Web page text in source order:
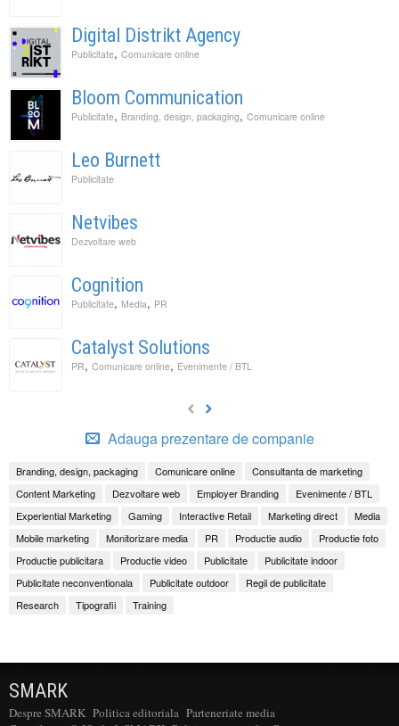
Digital Distrikt Agency
Publicitate, Comunicare online
Bloom Communication
Publicitate, Branding, design, packaging, Comunicare online
Leo Burnett
Publicitate
Netvibes
Dezvoltare web
Cognition
Publicitate, Media, PR
Catalyst Solutions
PR, Comunicare online, Evenimente / BTL
Adauga prezentare de companie
Branding, design, packaging Comunicare online
Consultanta de marketing
Content Marketing
Dezvoltare web Employer Branding
Evenimente / BTL
Experiential Marketing
Gaming Interactive Retail Marketing direct
Media
Mobile marketing
Monitorizare media PR Productie audio
Productie foto
Productie publicitara
Productie video Publicitate
Publicitate indoor
Publicitate neconventionala
Publicitate outdoor
Regii de publicitate
Research
Tipografii Training
SMARK
Despre SMARK Politica editoriala Parteneriate media